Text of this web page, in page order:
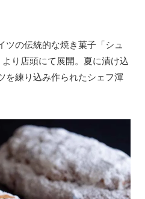
ツの伝統的な焼き菓子「シュ
り店頭にて展開。夏に漬け込
を練り込み作られたシェフ渾